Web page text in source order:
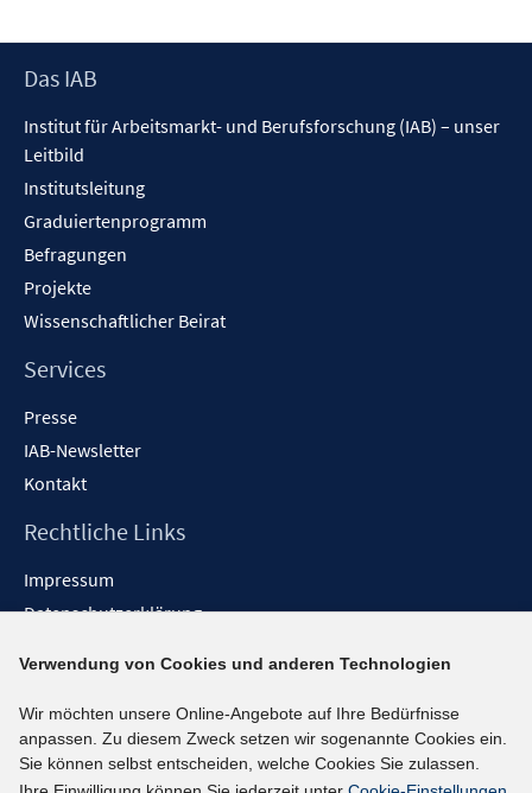
Footer
Das IAB
Institut für Arbeitsmarkt- und Berufsforschung (IAB) – unser
Leitbild
Institutsleitung
Graduiertenprogramm
Befragungen
Projekte
Wissenschaftlicher Beirat
Services
Presse
IAB-Newsletter
Kontakt
Rechtliche Links
Impressum
Datenschutzerklärung
Barrieren melden
Social-Media-Kanäle
BlueSky
Verwendung von Cookies und anderen Technologien
Wir möchten unsere Online-Angebote auf Ihre Bedürfnisse
anpassen. Zu diesem Zweck setzen wir sogenannte Cookies ein.
Sie können selbst entscheiden, welche Cookies Sie zulassen.